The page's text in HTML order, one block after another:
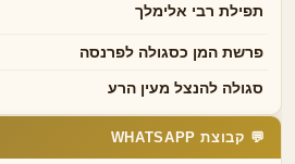
תפילת רבי אלימלך
פרשת המן כסגולה לפרנסה
סגולה להנצל מעין הרע
💬 קבוצת WHATSAPP